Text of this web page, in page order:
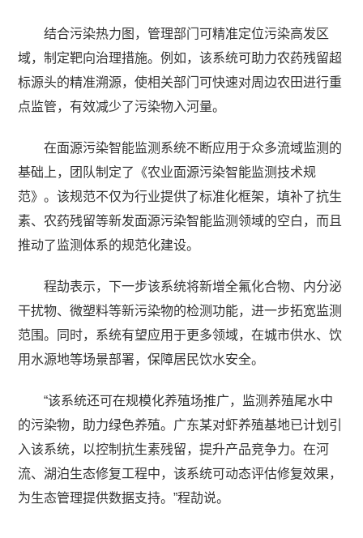
结合污染热力图，管理部门可精准定位污染高发区
域，制定靶向治理措施。例如，该系统可助力农药残留超
标源头的精准溯源，使相关部门可快速对周边农田进行重
点监管，有效减少了污染物入河量。
在面源污染智能监测系统不断应用于众多流域监测的
基础上，团队制定了《农业面源污染智能监测技术规
范》。该规范不仅为行业提供了标准化框架，填补了抗生
素、农药残留等新发面源污染智能监测领域的空白，而且
推动了监测体系的规范化建设。
程劼表示，下一步该系统将新增全氟化合物、内分泌
干扰物、微塑料等新污染物的检测功能，进一步拓宽监测
范围。同时，系统有望应用于更多领域，在城市供水、饮
用水源地等场景部署，保障居民饮水安全。
“该系统还可在规模化养殖场推广，监测养殖尾水中
的污染物，助力绿色养殖。广东某对虾养殖基地已计划引
入该系统，以控制抗生素残留，提升产品竞争力。在河
流、湖泊生态修复工程中，该系统可动态评估修复效果，
为生态管理提供数据支持。”程劼说。